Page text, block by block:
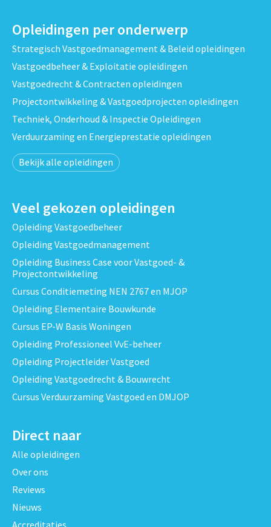
Opleidingen per onderwerp
Strategisch Vastgoedmanagement & Beleid opleidingen
Vastgoedbeheer & Exploitatie opleidingen
Vastgoedrecht & Contracten opleidingen
Projectontwikkeling & Vastgoedprojecten opleidingen
Techniek, Onderhoud & Inspectie Opleidingen
Verduurzaming en Energieprestatie opleidingen
Bekijk alle opleidingen
Veel gekozen opleidingen
Opleiding Vastgoedbeheer
Opleiding Vastgoedmanagement
Opleiding Business Case voor Vastgoed- &
Projectontwikkeling
Cursus Conditiemeting NEN 2767 en MJOP
Opleiding Elementaire Bouwkunde
Cursus EP-W Basis Woningen
Opleiding Professioneel VvE-beheer
Opleiding Projectleider Vastgoed
Opleiding Vastgoedrecht & Bouwrecht
Cursus Verduurzaming Vastgoed en DMJOP
Direct naar
Alle opleidingen
Over ons
Reviews
Nieuws